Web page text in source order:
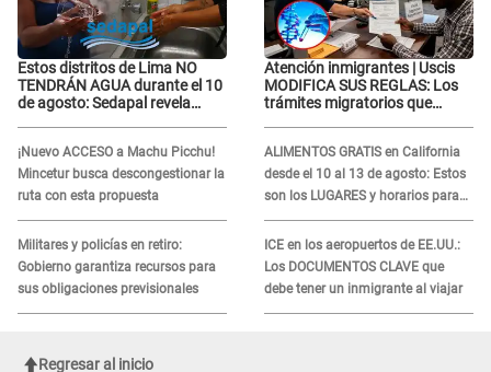
Estos distritos de Lima NO
TENDRÁN AGUA durante el 10
de agosto: Sedapal revela
¡Nuevo ACCESO a Machu Picchu!
Mincetur busca descongestionar la
ruta con esta propuesta
Militares y policías en retiro:
Gobierno garantiza recursos para
sus obligaciones previsionales
Atención inmigrantes | Uscis
MODIFICA SUS REGLAS: Los
trámites migratorios que
ALIMENTOS GRATIS en California
desde el 10 al 13 de agosto: Estos
son los LUGARES y horarios para
recibir la ayuda
ICE en los aeropuertos de EE.UU.:
Los DOCUMENTOS CLAVE que
debe tener un inmigrante al viajar
Regresar al inicio